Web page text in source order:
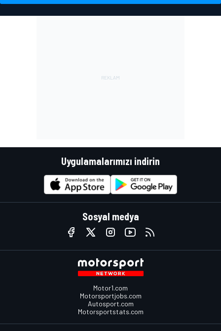
Uygulamalarımızı indirin
Sosyal medya
Motor1.com
Motorsportjobs.com
Autosport.com
Motorsportstats.com